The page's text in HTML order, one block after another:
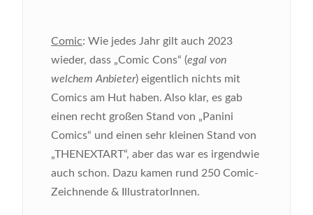
Comic: Wie jedes Jahr gilt auch 2023
wieder, dass „Comic Cons“ (egal von
welchem Anbieter) eigentlich nichts mit
Comics am Hut haben. Also klar, es gab
einen recht großen Stand von „Panini
Comics“ und einen sehr kleinen Stand von
„THENEXTART“, aber das war es irgendwie
auch schon. Dazu kamen rund 250 Comic-
Zeichnende & IllustratorInnen.